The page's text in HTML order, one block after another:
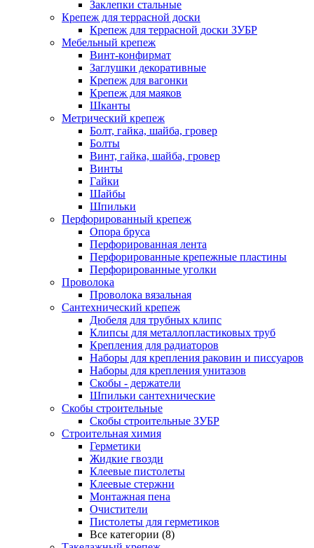
Заклепки стальные
Крепеж для террасной доски
Крепеж для террасной доски ЗУБР
Мебельный крепеж
Винт-конфирмат
Заглушки декоративные
Крепеж для вагонки
Крепеж для маяков
Шканты
Метрический крепеж
Болт, гайка, шайба, гровер
Болты
Винт, гайка, шайба, гровер
Винты
Гайки
Шайбы
Шпильки
Перфорированный крепеж
Опора бруса
Перфорированная лента
Перфорированные крепежные пластины
Перфорированные уголки
Проволока
Проволока вязальная
Сантехнический крепеж
Дюбеля для трубных клипс
Клипсы для металлопластиковых труб
Крепления для радиаторов
Наборы для крепления раковин и писсуаров
Наборы для крепления унитазов
Скобы - держатели
Шпильки сантехнические
Скобы строительные
Скобы строительные ЗУБР
Строительная химия
Герметики
Жидкие гвозди
Клеевые пистолеты
Клеевые стержни
Монтажная пена
Очистители
Пистолеты для герметиков
Все категории (8)